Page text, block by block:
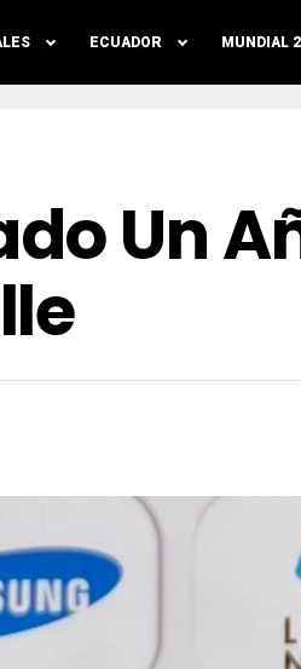
ECUADOR MUNDIAL
Un